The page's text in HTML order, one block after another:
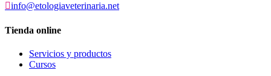
info@etologiaveterinaria.net
Tienda online
Servicios y productos
Cursos